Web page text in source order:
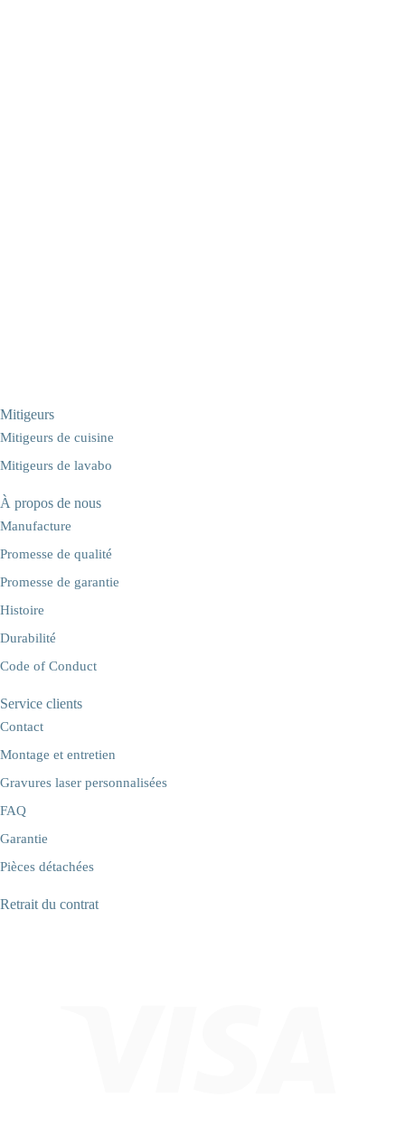
Mitigeurs
Mitigeurs de cuisine
Mitigeurs de lavabo
À propos de nous
Manufacture
Promesse de qualité
Promesse de garantie
Histoire
Durabilité
Code of Conduct
Service clients
Contact
Montage et entretien
Gravures laser personnalisées
FAQ
Garantie
Pièces détachées
Retrait du contrat